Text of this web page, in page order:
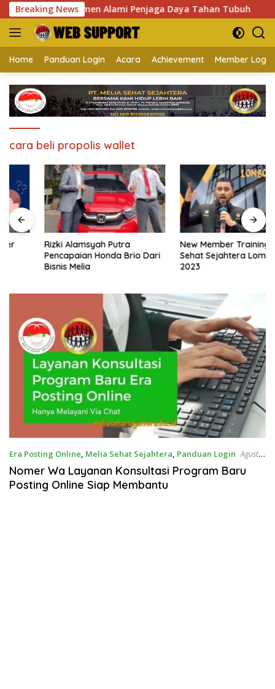
Langsung
ke
konten
Breaking News
Asli Suplemen Alami Penjaga Daya Tahan Tubuh
Home Panduan Login Acara Achievement Member Login
cara beli propolis wallet
Rizki Alamsyah Putra
Pencapaian Honda Brio Dari
Bisnis Melia
New Member Training Melia
Sehat Sejahtera Lombok Mei
Era Posting Online, Melia Sehat Sejahtera, Panduan Login Agustus
29, 2022
Nomer Wa Layanan Konsultasi Program Baru
Posting Online Siap Membantu